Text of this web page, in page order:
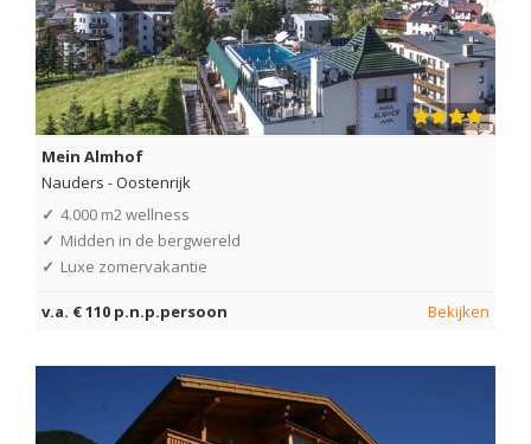
Mein Almhof
Nauders -Oostenrijk
✓ 4.000 m2 wellness
✓ Midden in de bergwereld
✓ Luxe zomervakantie
v.a. € 110 p.n.p.persoon Bekijken